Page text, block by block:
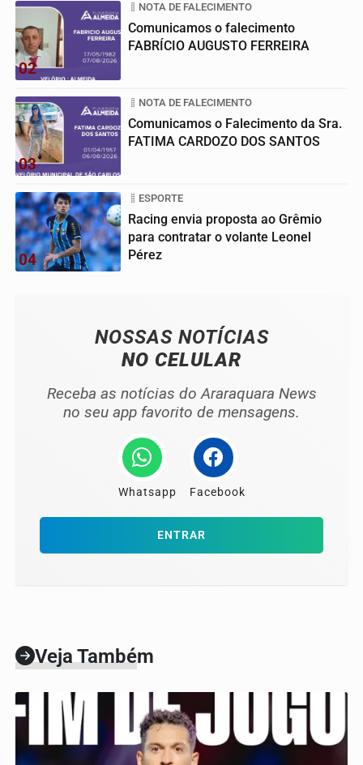
02
NOTA DE FALECIMENTO
Comunicamos o falecimento
FABRÍCIO AUGUSTO FERREIRA
03
NOTA DE FALECIMENTO
Comunicamos o Falecimento da Sra.
FATIMA CARDOZO DOS SANTOS
04
ESPORTE
Racing envia proposta ao Grêmio
para contratar o volante Leonel
Pérez
NOSSAS NOTÍCIAS
NO CELULAR
Receba as notícias do Araraquara News
no seu app favorito de mensagens.
Whatsapp Facebook
ENTRAR
Veja Também